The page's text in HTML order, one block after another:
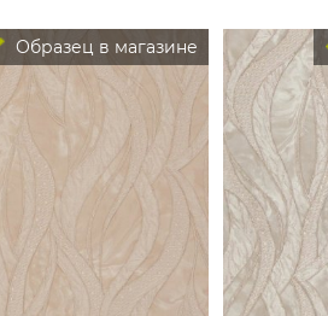
Образец в магазине